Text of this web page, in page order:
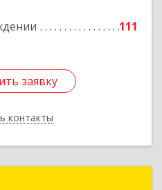
111
заявку
контакты
Подробнее
заявку